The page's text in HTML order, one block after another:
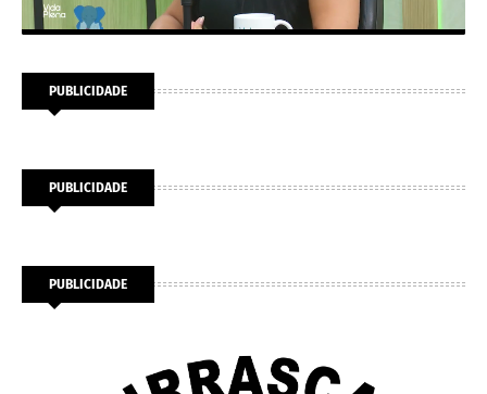
PUBLICIDADE
PUBLICIDADE
PUBLICIDADE